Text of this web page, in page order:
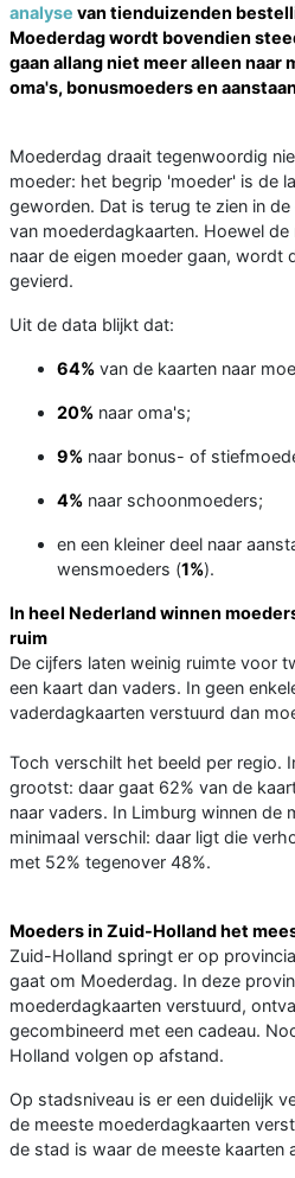
analyse van tienduizenden
Moederdag wordt bovendien
gaan allang niet meer alleen naar
oma's, bonusmoeders en
Moederdag draait tegenwoordig
moeder: het begrip 'moeder' is de
geworden. Dat is terug te zien in
van moederdagkaarten. Hoewel
naar de eigen moeder gaan, wordt
gevierd.
Uit de data blijkt dat:
64% van de kaarten naar
20% naar oma's;
9% naar bonus- of
4% naar schoonmoeders;
en een kleiner deel naar
wensmoeders (1%).
In heel Nederland winnen
ruim
De cijfers laten weinig ruimte voor
een kaart dan vaders. In geen
vaderdagkaarten verstuurd dan
Toch verschilt het beeld per regio.
grootst: daar gaat 62% van de
naar vaders. In Limburg winnen de
minimaal verschil: daar ligt die
met 52% tegenover 48%.
Moeders in Zuid-Holland het
Zuid-Holland springt er op
gaat om Moederdag. In deze
moederdagkaarten verstuurd,
gecombineerd met een cadeau.
Holland volgen op afstand.
Op stadsniveau is er een duidelijk
de meeste moederdagkaarten
de stad is waar de meeste kaarten